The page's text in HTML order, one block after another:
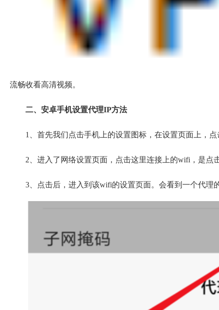
流畅收看高清视频。
二、安卓手机设置代理IP方法
1、首先我们点击手机上的设置图标，在设置页面上，
2、进入了网络设置页面，点击这里连接上的wifi，是点
3、点击后，进入到该wifi的设置页面。会看到一个代理